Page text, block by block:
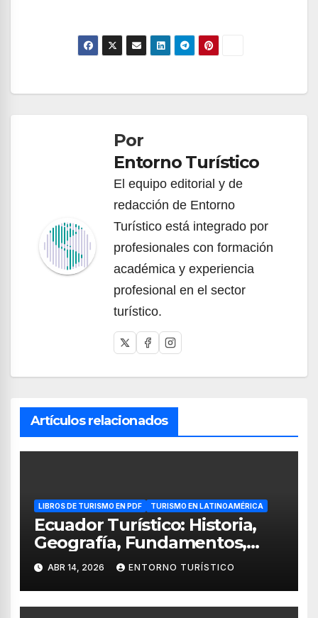
entradasPor
Entorno Turístico
El equipo editorial y de
redacción de Entorno
Turístico está integrado por
profesionales con formación
académica y experiencia
profesional en el sector
turístico.
Artículos relacionados
LIBROS DE TURISMO EN PDF TURISMO EN LATINOAMÉRICA
Ecuador Turístico: Historia,
Geografía, Fundamentos,
Guianza e Interpretación
ABR 14, 2026 ENTORNO TURÍSTICO